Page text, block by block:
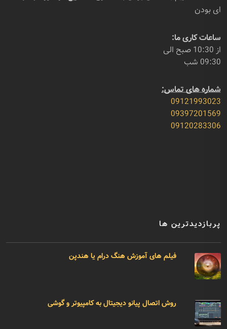
ای بودن
ساعات کاری ما:
از 10:30 صبح الی
09:30 شب
شماره های تماس:
09121993023
09397201569
09120283306
پربازدیدترین ها
فیلم های آموزش هنگ درام یا هندپن
روش اتصال پیانو دیجیتال به کامپیوتر و گوشی